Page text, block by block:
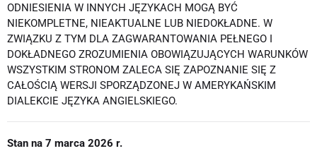
ODNIESIENIA W INNYCH JĘZYKACH MOGĄ BYĆ
NIEKOMPLETNE, NIEAKTUALNE LUB NIEDOKŁADNE. W
ZWIĄZKU Z TYM DLA ZAGWARANTOWANIA PEŁNEGO I
DOKŁADNEGO ZROZUMIENIA OBOWIĄZUJĄCYCH WARUNKÓW
WSZYSTKIM STRONOM ZALECA SIĘ ZAPOZNANIE SIĘ Z
CAŁOŚCIĄ WERSJI SPORZĄDZONEJ W AMERYKAŃSKIM
DIALEKCIE JĘZYKA ANGIELSKIEGO.
Stan na 7 marca 2026 r.